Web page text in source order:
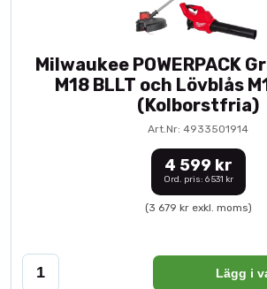
Milwaukee POWERPACK
M18 BLLT och Lövblås
(Kolborstfria)
Art.Nr: 4933501914
4 599 kr
Ord. pris: 6 531 kr
(3 679 kr exkl. moms)
Lägg i